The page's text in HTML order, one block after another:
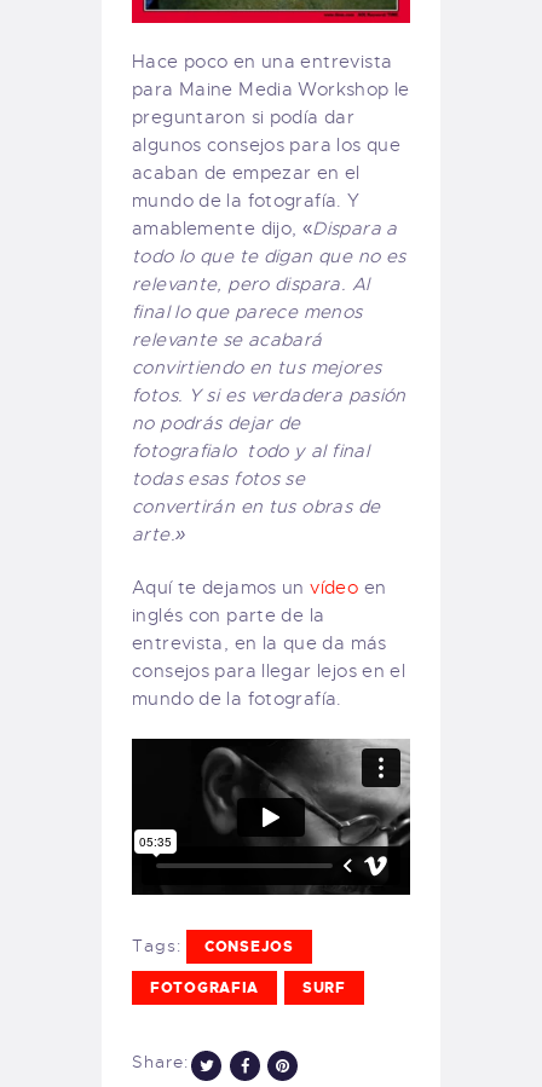
Hace poco en una entrevista
para Maine Media Workshop le
preguntaron si podía dar
algunos consejos para los que
acaban de empezar en el
mundo de la fotografía. Y
amablemente dijo, «Dispara a
todo lo que te digan que no es
relevante, pero dispara. Al
final lo que parece menos
relevante se acabará
convirtiendo en tus mejores
fotos. Y si es verdadera pasión
no podrás dejar de
fotografialo todo y al final
todas esas fotos se
convertirán en tus obras de
arte.»
Aquí te dejamos unvídeo en
inglés con parte de la
entrevista, en la que da más
consejos para llegar lejos en el
mundo de la fotografía.
Tags: CONSEJOS
FOTOGRAFIA SURF
Share: